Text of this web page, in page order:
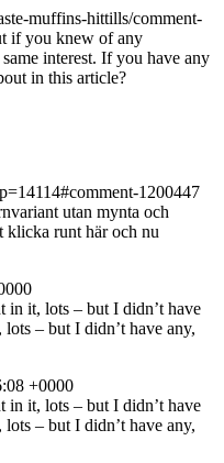
muffins-hittills/comment-
if you knew of any
interest. If you have any
in this article?
1200447
utan mynta och
klicka runt här och nu
it, lots – but I didn’t have
– but I didn’t have any,
+0000
it, lots – but I didn’t have
– but I didn’t have any,